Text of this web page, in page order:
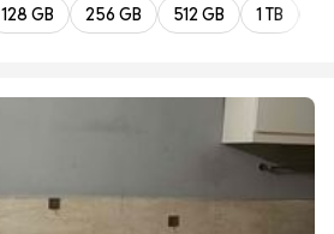
128 GB 256 GB 512 GB 1 TB